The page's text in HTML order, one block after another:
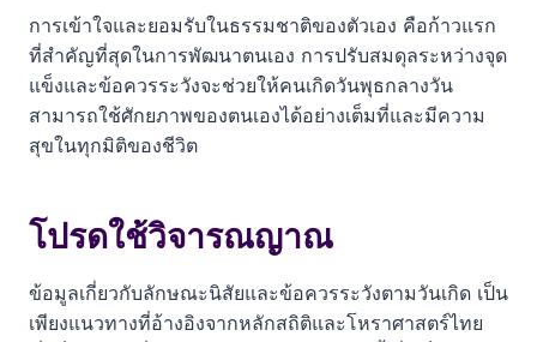
การเข้าใจและยอมรับในธรรมชาติของตัวเอง คือก้าวแรก
ที่สำคัญที่สุดในการพัฒนาตนเอง การปรับสมดุลระหว่างจุด
แข็งและข้อควรระวังจะช่วยให้คนเกิดวันพุธกลางวัน
สามารถใช้ศักยภาพของตนเองได้อย่างเต็มที่และมีความ
สุขในทุกมิติของชีวิต
โปรดใช้วิจารณญาณ
ข้อมูลเกี่ยวกับลักษณะนิสัยและข้อควรระวังตามวันเกิด เป็น
เพียงแนวทางที่อ้างอิงจากหลักสถิติและโหราศาสตร์ไทย